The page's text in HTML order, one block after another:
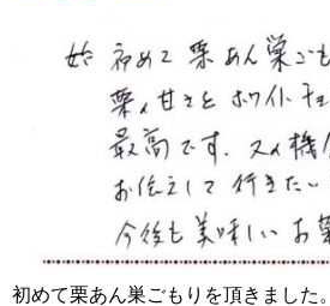
初めて栗あん巣ごもりを頂きました。